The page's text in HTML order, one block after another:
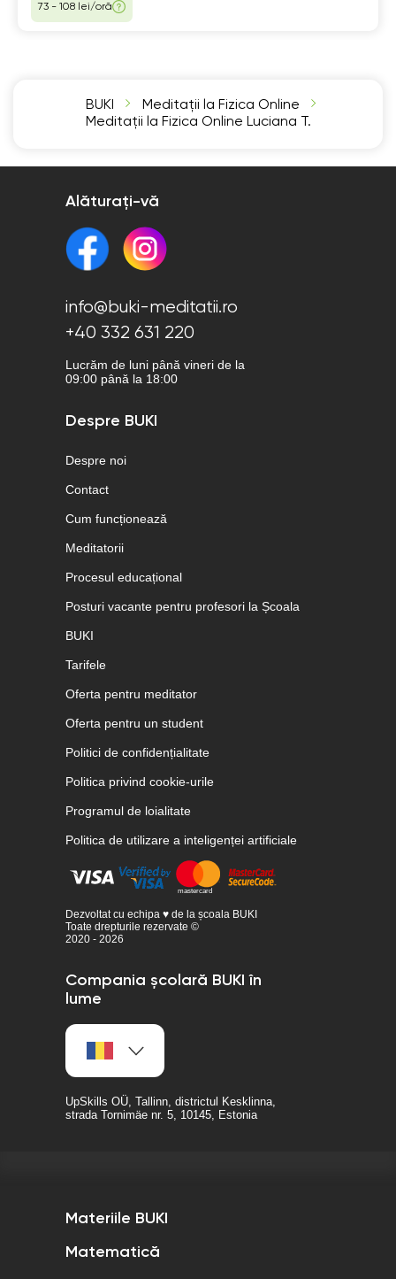
73 - 108 lei/oră
BUKI
Meditații la Fizica Online
Meditații la Fizica Online Luciana T.
Alăturați-vă
info@buki-meditatii.ro
+40 332 631 220
Lucrăm de luni până vineri de la
09:00 până la 18:00
Despre BUKI
Despre noi
Contact
Cum funcționează
Meditatorii
Procesul educațional
Posturi vacante pentru profesori la Școala
BUKI
Tarifele
Oferta pentru meditator
Oferta pentru un student
Politici de confidențialitate
Politica privind cookie-urile
Programul de loialitate
Politica de utilizare a inteligenței artificiale
Dezvoltat cu echipa ♥ de la școala BUKI
Toate drepturile rezervate ©
2020 - 2026
Compania școlară BUKI în
lume
UpSkills OÜ, Tallinn, districtul Kesklinna,
strada Tornimäe nr. 5, 10145, Estonia
Materiile BUKI
Matematică